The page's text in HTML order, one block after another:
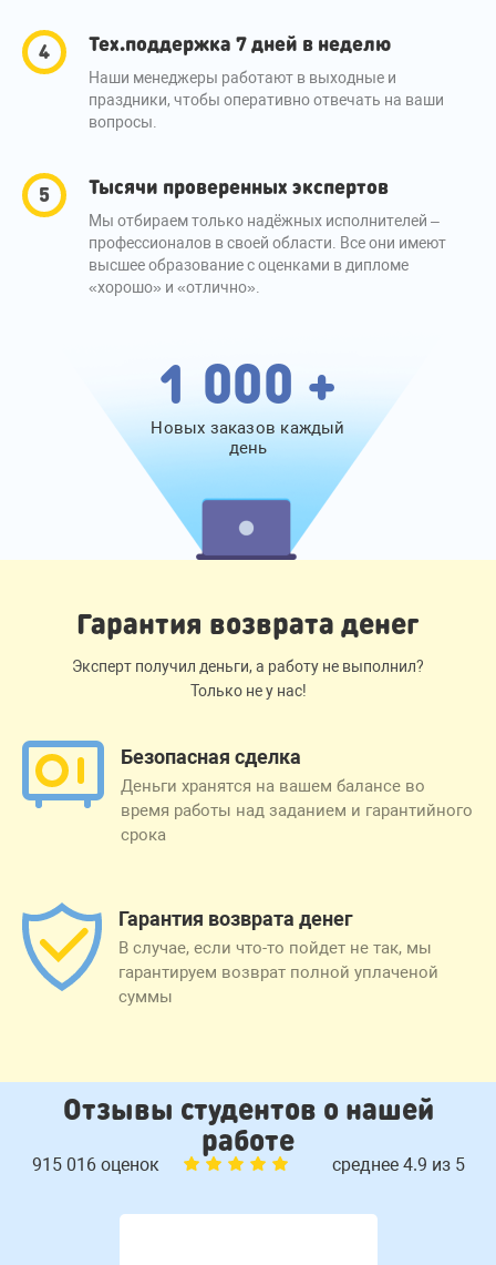
Тех.поддержка 7 дней в неделю
Наши менеджеры работают в выходные и
праздники, чтобы оперативно отвечать на ваши
вопросы.
Тысячи проверенных экспертов
Мы отбираем только надёжных исполнителей –
профессионалов в своей области. Все они имеют
высшее образование с оценками в дипломе
«хорошо» и «отлично».
1 000 +
Новых заказов каждый
день
Гарантия возврата денег
Эксперт получил деньги, а работу не выполнил?
Только не у нас!
Безопасная сделка
Деньги хранятся на вашем балансе во
время работы над заданием и гарантийного
срока
Гарантия возврата денег
В случае, если что-то пойдет не так, мы
гарантируем возврат полной уплаченой
суммы
Отзывы студентов о нашей
работе
915 016 оценок среднее 4.9 из 5